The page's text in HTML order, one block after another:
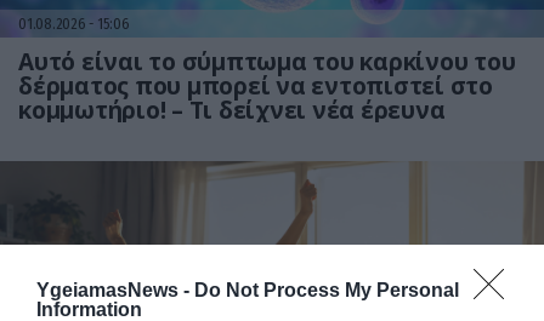
YgeiamasNews - Do Not Process My Personal
Information
01.08.2026 15:06
Αυτό είναι το σύμπτωμα του καρκίνου του
δέρματος που μπορεί να εντοπιστεί στο
κομμωτήριο! – Τι δείχνει νέα έρευνα